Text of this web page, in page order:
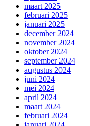
maart 2025
februari 2025
januari 2025
december 2024
november 2024
oktober 2024
september 2024
augustus 2024
juni 2024
mei 2024
april 2024
maart 2024
februari 2024